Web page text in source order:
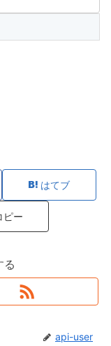
はてブ
ピー
る
api-user